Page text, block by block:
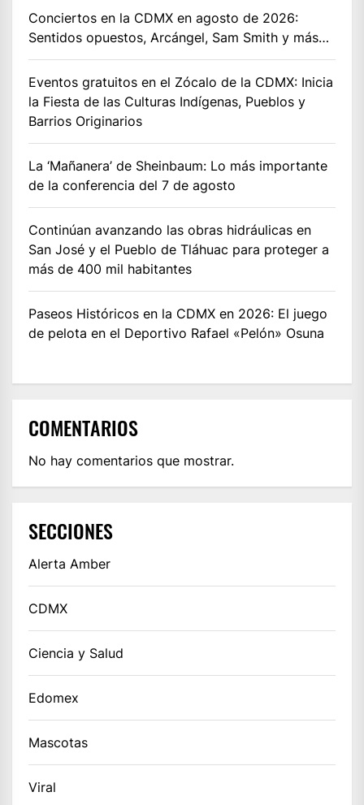
Conciertos en la CDMX en agosto de 2026:
Sentidos opuestos, Arcángel, Sam Smith y más…
Eventos gratuitos en el Zócalo de la CDMX: Inicia
la Fiesta de las Culturas Indígenas, Pueblos y
Barrios Originarios
La ‘Mañanera’ de Sheinbaum: Lo más importante
de la conferencia del 7 de agosto
Continúan avanzando las obras hidráulicas en
San José y el Pueblo de Tláhuac para proteger a
más de 400 mil habitantes
Paseos Históricos en la CDMX en 2026: El juego
de pelota en el Deportivo Rafael «Pelón» Osuna
COMENTARIOS
No hay comentarios que mostrar.
SECCIONES
Alerta Amber
CDMX
Ciencia y Salud
Edomex
Mascotas
Viral